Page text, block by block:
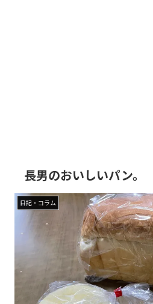
長男のおいしいパン。
日記・コラム